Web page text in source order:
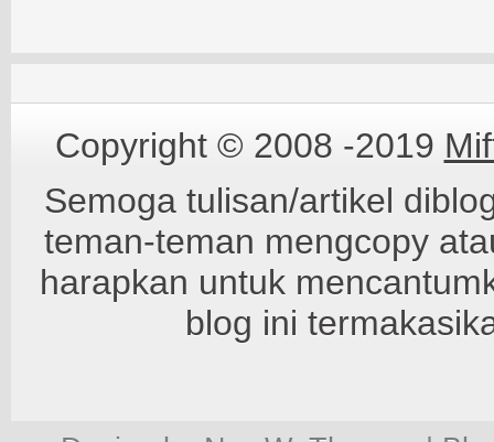
Copyright © 2008 -2019
Semoga tulisan/artikel
teman-teman mengcopy
harapkan untuk
blog ini